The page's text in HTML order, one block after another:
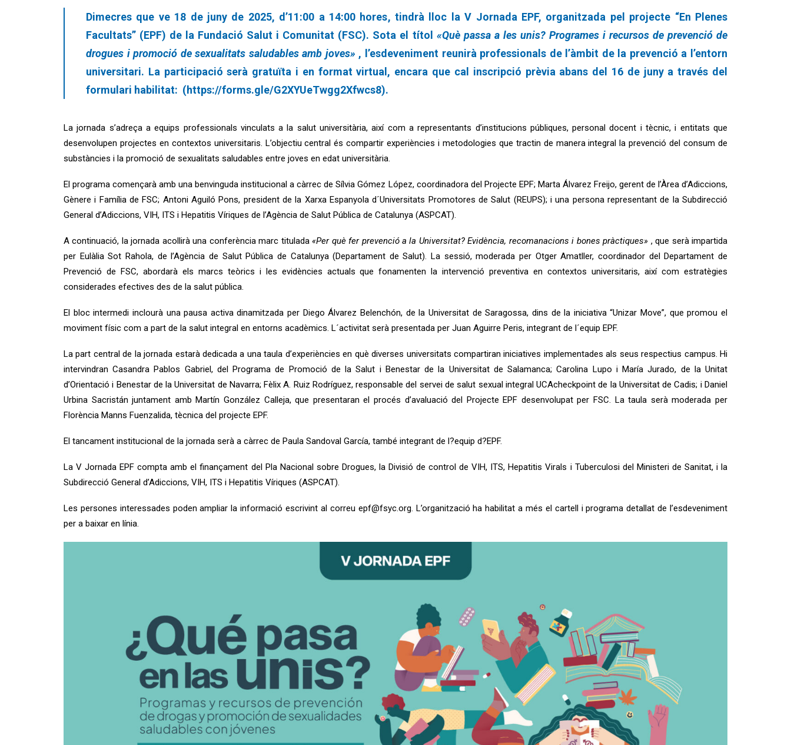
Dimecres que ve 18 de juny de 2025, d’11:00 a 14:00 hores, tindrà lloc la V Jornada EPF, organitzada pel projecte “En Plenes
Facultats” (EPF) de la Fundació Salut i Comunitat (FSC). Sota el títol «Què passa a les unis? Programes i recursos de prevenció de
drogues i promoció de sexualitats saludables amb joves» , l’esdeveniment reunirà professionals de l’àmbit de la prevenció a l’entorn
universitari. La participació serà gratuïta i en format virtual, encara que cal inscripció prèvia abans del 16 de juny a través del
formulari habilitat: (https://forms.gle/G2XYUeTwgg2Xfwcs8).
La jornada s’adreça a equips professionals vinculats a la salut universitària, així com a representants d’institucions públiques, personal docent i tècnic, i entitats que
desenvolupen projectes en contextos universitaris. L’objectiu central és compartir experiències i metodologies que tractin de manera integral la prevenció del consum de
substàncies i la promoció de sexualitats saludables entre joves en edat universitària.
El programa començarà amb una benvinguda institucional a càrrec de Sílvia Gómez López, coordinadora del Projecte EPF; Marta Álvarez Freijo, gerent de l’Àrea d’Adiccions,
Gènere i Família de FSC; Antoni Aguiló Pons, president de la Xarxa Espanyola d´Universitats Promotores de Salut (REUPS); i una persona representant de la Subdirecció
General d’Adiccions, VIH, ITS i Hepatitis Víriques de l’Agència de Salut Pública de Catalunya (ASPCAT).
A continuació, la jornada acollirà una conferència marc titulada«Per què fer prevenció a la Universitat? Evidència, recomanacions i bones pràctiques» , que serà impartida
per Eulàlia Sot Rahola, de l’Agència de Salut Pública de Catalunya (Departament de Salut). La sessió, moderada per Otger Amatller, coordinador del Departament de
Prevenció de FSC, abordarà els marcs teòrics i les evidències actuals que fonamenten la intervenció preventiva en contextos universitaris, així com estratègies
considerades efectives des de la salut pública.
El bloc intermedi inclourà una pausa activa dinamitzada per Diego Álvarez Belenchón, de la Universitat de Saragossa, dins de la iniciativa “Unizar Move”, que promou el
moviment físic com a part de la salut integral en entorns acadèmics. L´activitat serà presentada per Juan Aguirre Peris, integrant de l´equip EPF.
La part central de la jornada estarà dedicada a una taula d’experiències en què diverses universitats compartiran iniciatives implementades als seus respectius campus. Hi
intervindran Casandra Pablos Gabriel, del Programa de Promoció de la Salut i Benestar de la Universitat de Salamanca; Carolina Lupo i María Jurado, de la Unitat
d’Orientació i Benestar de la Universitat de Navarra; Fèlix A. Ruiz Rodríguez, responsable del servei de salut sexual integral UCAcheckpoint de la Universitat de Cadis; i Daniel
Urbina Sacristán juntament amb Martín González Calleja, que presentaran el procés d’avaluació del Projecte EPF desenvolupat per FSC. La taula serà moderada per
Florència Manns Fuenzalida, tècnica del projecte EPF.
El tancament institucional de la jornada serà a càrrec de Paula Sandoval García, també integrant de l?equip d?EPF.
La V Jornada EPF compta amb el finançament del Pla Nacional sobre Drogues, la Divisió de control de VIH, ITS, Hepatitis Virals i Tuberculosi del Ministeri de Sanitat, i la
Subdirecció General d’Adiccions, VIH, ITS i Hepatitis Víriques (ASPCAT).
Les persones interessades poden ampliar la informació escrivint al correu epf@fsyc.org. L’organització ha habilitat a més el cartell i programa detallat de l’esdeveniment
per a baixar en línia.